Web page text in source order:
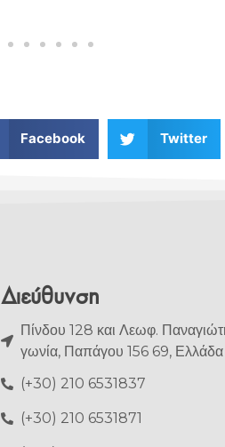
Facebook Twitter
Διεύθυνση
Πίνδου 128 και Λεωφ.
γωνία, Παπάγου 156 69, Ελλάδα
(+30) 210 6531837
(+30) 210 6531871